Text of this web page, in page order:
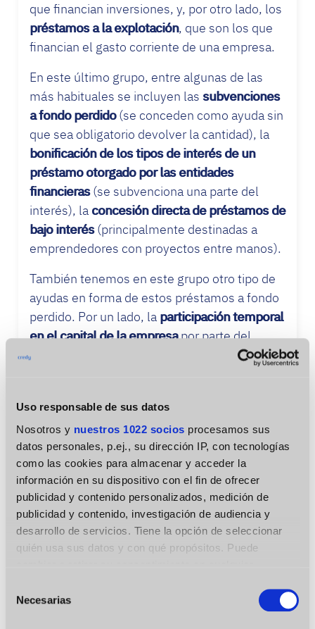
Uso responsable de sus datos
Nosotros y nuestros 1022 socios procesamos sus
datos personales, p.ej., su dirección IP, con tecnologías
como las cookies para almacenar y acceder la
información en su dispositivo con el fin de ofrecer
publicidad y contenido personalizados, medición de
publicidad y contenido, investigación de audiencia y
desarrollo de servicios. Tiene la opción de seleccionar
quién usa sus datos y con qué propósitos. Puede
el Menú de consentimiento.
Necesarias
que financian inversiones, y, por otro lado, los
préstamos a la explotación, que son los que
financian el gasto corriente de una empresa.
En este último grupo, entre algunas de las
más habituales se incluyen las subvenciones
a fondo perdido(se conceden como ayuda sin
que sea obligatorio devolver la cantidad), la
bonificación de los tipos de interés de un
préstamo otorgado por las entidades
financieras(se subvenciona una parte del
interés), la concesión directa de préstamos de
bajo interés(principalmente destinadas a
emprendedores con proyectos entre manos).
También tenemos en este grupo otro tipo de
ayudas en forma de estos préstamos a fondo
perdido. Por un lado, la participación temporal
en el capital de la empresapor parte del
prestamista (la Administración es accionista
están lasbonificaciones en las
Seguridad Social y las exenciones en
impuestos y en tributos.
Además, algunas de estas ayudas incluyen
formación, asesoramiento especializado,
ayuda en la selección de personal,
prestaciones como servicios de intercambio
empresarial.
Préstamos a fondo perdido:
los más difíciles de conseguir